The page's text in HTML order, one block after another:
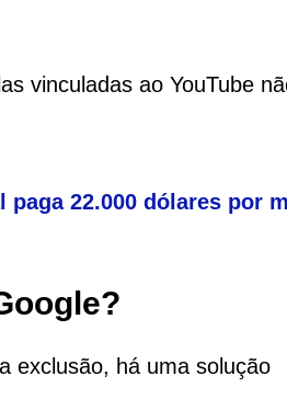
vinculadas ao YouTube
22.000 dólares por
exclusão, há uma solução